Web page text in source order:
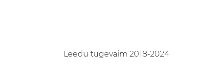
Leedu tugevaim 2018-2024